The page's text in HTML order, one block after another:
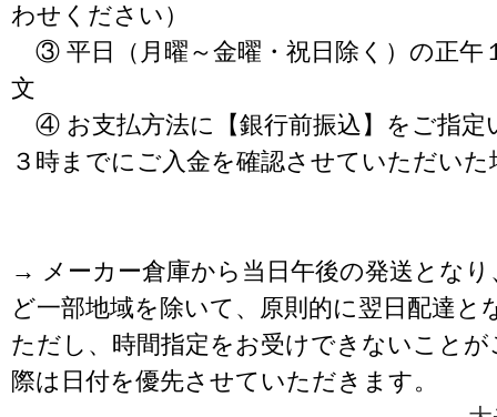
わせください）
③ 平日（月曜～金曜・祝日除く）の正午
文
④ お支払方法に【銀行前振込】をご指定
３時までにご入金を確認させていただいた
→ メーカー倉庫から当日午後の発送となり
ど一部地域を除いて、原則的に翌日配達と
ただし、時間指定をお受けできないこと
際は日付を優先させていただきます。